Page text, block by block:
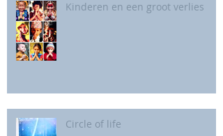
Kinderen en een groot verlies
Circle of life